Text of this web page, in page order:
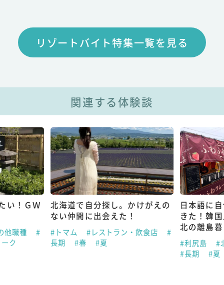
リゾートバイト特集一覧を見る
関連する体験談
い！ＧＷ
他職種
#
ク
北海道で自分探し。かけがえの
ない仲間に出会えた！
#トマム #レストラン・飲食店
#
長期
#春 #夏
日本語に
きた！韓
北の離島
#利尻島
#
#長期
#夏